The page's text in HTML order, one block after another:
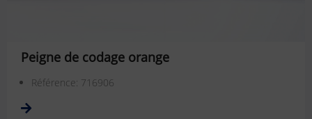
Peigne de codage orange
Référence: 716906